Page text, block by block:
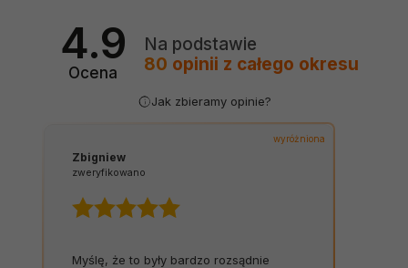
4.9
Ocena
Na podstawie
80 opinii z całego okresu
Jak zbieramy opinie?
wyróżniona
Zbigniew
zweryfikowano
Myślę, że to były bardzo rozsądnie